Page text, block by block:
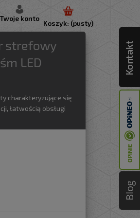
Twoje konto
Koszyk: (pusty)
Blog
strefowy
LED
charakteryzujące się
łatwością obsługi